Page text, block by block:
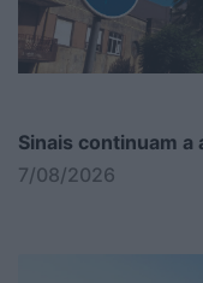
Sinais continuam a
7/08/2026